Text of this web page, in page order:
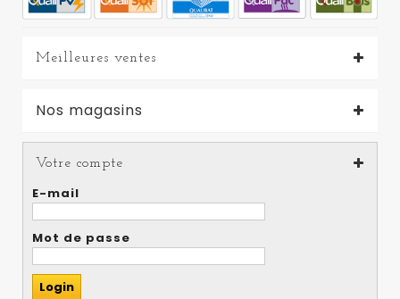
Meilleures ventes
Nos magasins
Votre compte
E-mail
Mot de passe